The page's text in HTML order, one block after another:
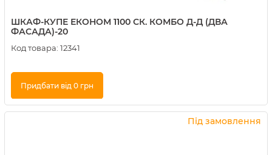
ШКАФ-КУПЕ ЕКОНОМ 1100 СК. КОМБО Д-Д (ДВА
ФАСАДА)-20
Код товара: 12341
Придбати від 0 грн
Купити в 1 клік
Під замовлення